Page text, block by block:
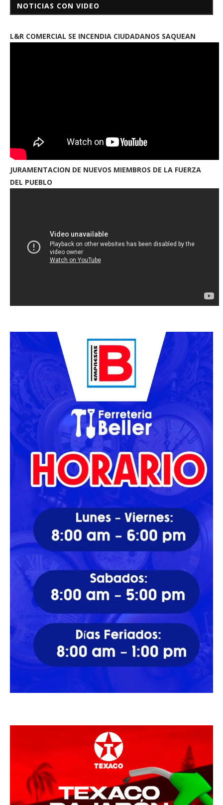
NOTICIAS CON VIDEO
L&R COMERCIAL SE INCENDIA CIUDADANOS SAQUEAN
JURAMENTACION DE NUEVOS MIEMBROS DE LA FUERZA
DEL PUEBLO